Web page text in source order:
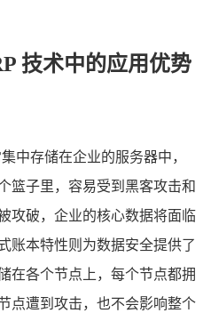
技术中的应用优势
中存储在企业的服务器中，
篮子里，容易受到黑客攻击和
攻破，企业的核心数据将面临
账本特性则为数据安全提供了
在各个节点上，每个节点都拥
点遭到攻击，也不会影响整个